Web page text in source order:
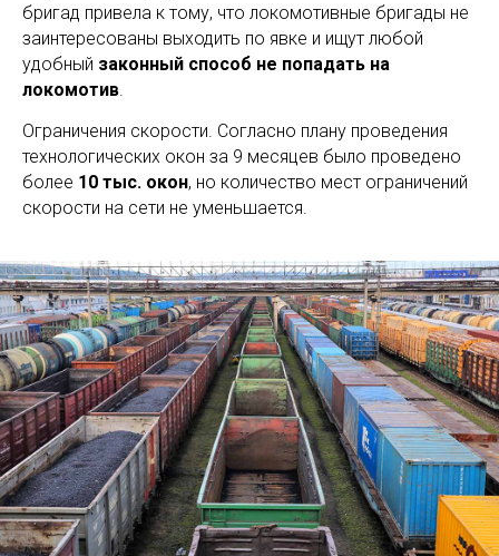
бригад привела к тому, что локомотивные бригады не
заинтересованы выходить по явке и ищут любой
удобный законный способ не попадать на
локомотив.
Ограничения скорости. Согласно плану проведения
технологических окон за 9 месяцев было проведено
более 10 тыс. окон, но количество мест ограничений
скорости на сети не уменьшается.